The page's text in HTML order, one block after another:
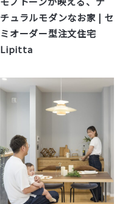
チュラルモダンなお家 | セ
ミオーダー型注文住宅
Lipitta